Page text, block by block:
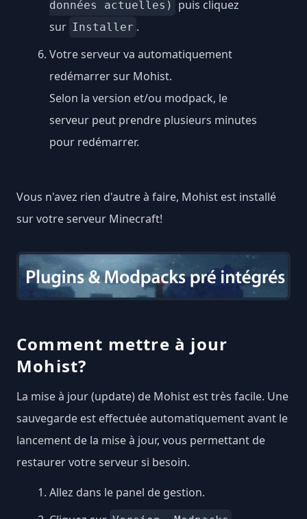
données actuelles)
puis cliquez
sur Installer .
Votre serveur va automatiquement
redémarrer sur Mohist.
Selon la version et/ou modpack, le
serveur peut prendre plusieurs minutes
pour redémarrer.
Vous n'avez rien d'autre à faire, Mohist est installé
sur votre serveur Minecraft!
Comment mettre à jour
Mohist?
La mise à jour (update) de Mohist est très facile. Une
sauvegarde est effectuée automatiquement avant le
lancement de la mise à jour, vous permettant de
restaurer votre serveur si besoin.
Allez dans le panel de gestion.